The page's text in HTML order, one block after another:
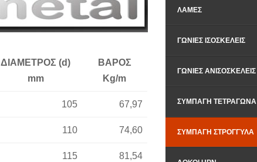
ΔΙΑΜΕΤΡΟΣ (d)
mm
ΒΑΡΟΣ
Kg/m
105 67,97
110 74,60
115 81,54
ΛΆΜΕΣ
ΓΩΝΊΕΣ ΙΣΟΣΚΕΛΕΊΣ
ΓΩΝΊΕΣ ΑΝΙΣΟΣΚΕΛΕΊΣ
ΣΥΜΠΑΓΉ ΤΕΤΡΆΓΩΝΑ
ΣΥΜΠΑΓΉ ΣΤΡΌΓΓΥΛΑ